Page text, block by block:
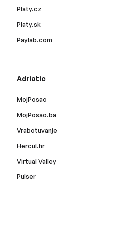
Platy.cz
Platy.sk
Paylab.com
Adriatic
MojPosao
MojPosao.ba
Vrabotuvanje
Hercul.hr
Virtual Valley
Pulser